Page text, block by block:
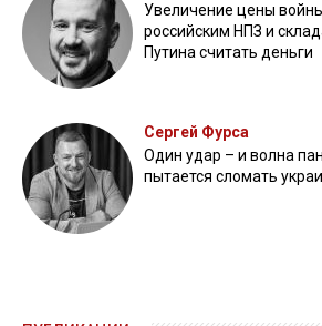
Увеличение цены
российским НПЗ и
Путина считать деньги
Сергей Фурса
Один удар – и волна
пытается сломать